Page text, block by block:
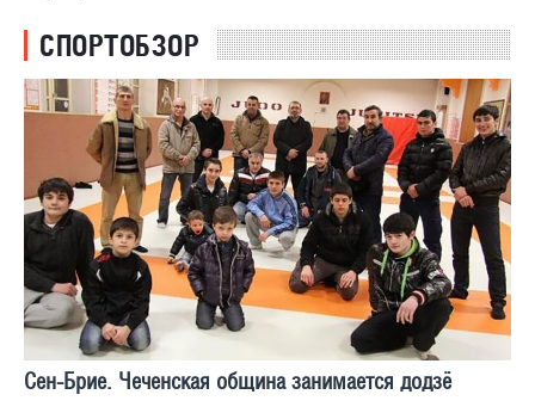
СПОРТОБЗОР
Сен-Брие. Чеченская община занимается додзё